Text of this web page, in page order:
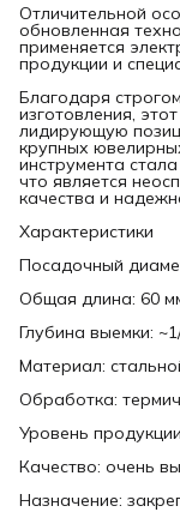
Отличительной
обновленная
применяется
продукции и
Благодаря
изготовления,
лидирующую
крупных
инструмента
что является
качества и
Характеристики
Посадочный
Общая длина: 60
Глубина выемки:
Материал:
Обработка:
Уровень
Качество: очень
Назначение: